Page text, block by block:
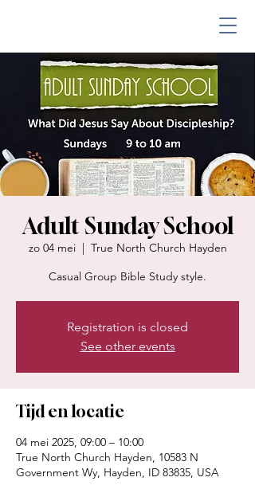
Adult Sunday School
zo 04 mei
  |
True North Church Hayden
Casual Group Bible Study style.
Registration is closed
See other events
Tijd en locatie
04 mei 2025, 09:00 – 10:00
True North Church Hayden, 10583 N
Government Wy, Hayden, ID 83835, USA